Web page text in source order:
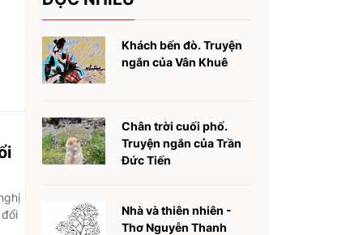
Khách bến đò. Truyện
ngắn của Vân Khuê
Chân trời cuối phố.
Truyện ngắn của Trần
Đức Tiến
Nhà và thiên nhiên -
Thơ Nguyễn Thanh